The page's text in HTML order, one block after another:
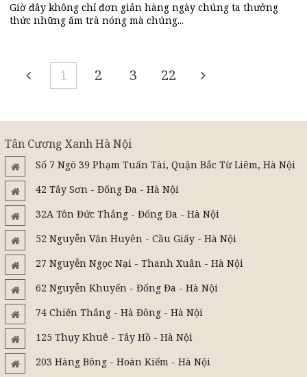
Giờ đây không chỉ đơn giản hàng ngày chúng ta thưởng
thức những ấm trà nóng mà chúng...
1 2 3 22
Tân Cương Xanh Hà Nội
Số 7 Ngõ 39 Phạm Tuấn Tài, Quận Bắc Từ Liêm, Hà Nội
42 Tây Sơn - Đống Đa - Hà Nội
32A Tôn Đức Thắng - Đống Đa - Hà Nội
52 Nguyễn Văn Huyên - Cầu Giấy - Hà Nội
27 Nguyễn Ngọc Nại - Thanh Xuân - Hà Nội
62 Nguyễn Khuyến - Đống Đa - Hà Nội
74 Chiến Thắng - Hà Đông - Hà Nội
125 Thụy Khuê - Tây Hồ - Hà Nội
203 Hàng Bông - Hoàn Kiếm - Hà Nội